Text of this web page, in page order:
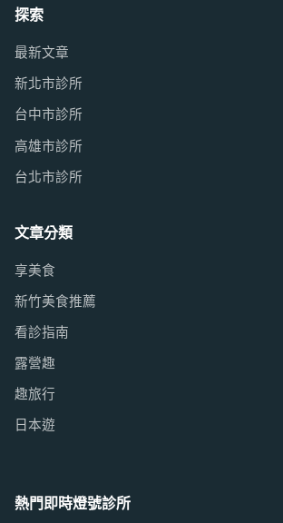
探索
最新文章
新北市診所
台中市診所
高雄市診所
台北市診所
文章分類
享美食
新竹美食推薦
看診指南
露營趣
趣旅行
日本遊
熱門即時燈號診所